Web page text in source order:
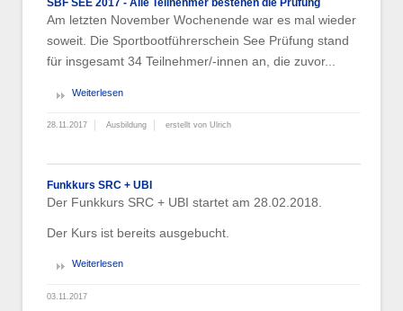
SBF SEE 2017 - Alle Teilnehmer bestehen die Prüfung
Am letzten November Wochenende war es mal wieder
soweit. Die Sportbootführerschein See Prüfung stand
für insgesamt 34 Teilnehmer/-innen an, die zuvor...
Weiterlesen
28.11.2017 Ausbildung erstellt von Ulrich
Funkkurs SRC + UBI
Der Funkkurs SRC + UBI startet am 28.02.2018.
Der Kurs ist bereits ausgebucht.
Weiterlesen
03.11.2017